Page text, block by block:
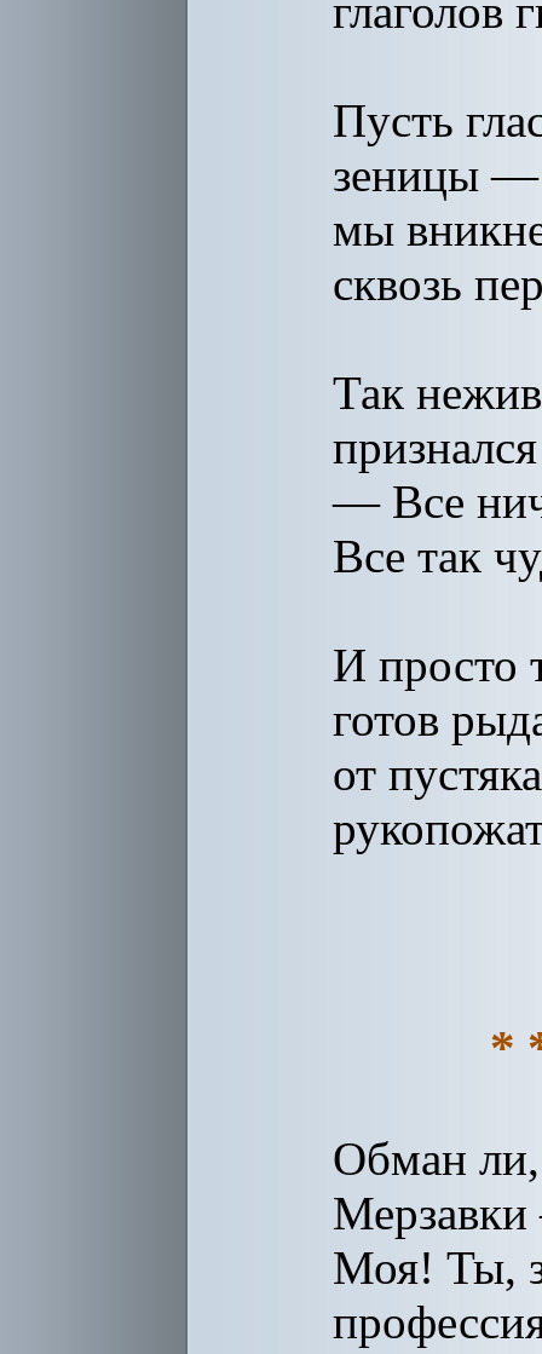
глаголов
Пусть
зеницы —
мы
сквозь
Так
— Все
Все так
И просто
готов
от
*
Обман
Моя! Ты,